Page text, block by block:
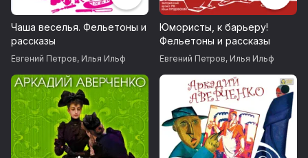
Чаша веселья. Фельетоны и
рассказы
Евгений Петров, Илья Ильф
Юмористы, к барьеру!
Фельетоны и рассказы
Евгений Петров, Илья Ильф